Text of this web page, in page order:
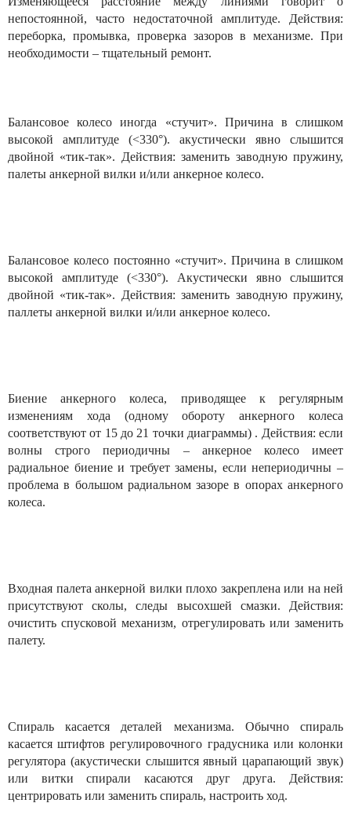
непостоянной, часто недостаточной амплитуде. Действия:
переборка, промывка, проверка зазоров в механизме. При
необходимости – тщательный ремонт.
Балансовое колесо иногда «стучит». Причина в слишком
высокой амплитуде (<330°). акустически явно слышится
двойной «тик-так». Действия: заменить заводную пружину,
палеты анкерной вилки и/или анкерное колесо.
Балансовое колесо постоянно «стучит». Причина в слишком
высокой амплитуде (<330°). Акустически явно слышится
двойной «тик-так». Действия: заменить заводную пружину,
паллеты анкерной вилки и/или анкерное колесо.
Биение анкерного колеса, приводящее к регулярным
изменениям хода (одному обороту анкерного колеса
соответствуют от 15 до 21 точки диаграммы) . Действия: если
волны строго периодичны – анкерное колесо имеет
радиальное биение и требует замены, если непериодичны –
проблема в большом радиальном зазоре в опорах анкерного
колеса.
Входная палета анкерной вилки плохо закреплена или на ней
присутствуют сколы, следы высохшей смазки. Действия:
очистить спусковой механизм, отрегулировать или заменить
палету.
Спираль касается деталей механизма. Обычно спираль
касается штифтов регулировочного градусника или колонки
регулятора (акустически слышится явный царапающий звук)
или витки спирали касаются друг друга. Действия:
центрировать или заменить спираль, настроить ход.